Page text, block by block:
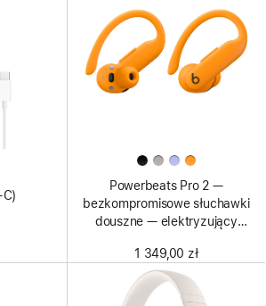
Powerbeats Pro 2 —
bezkompromisowe słuchawki
douszne — elektryzujący
1 349,00 zł